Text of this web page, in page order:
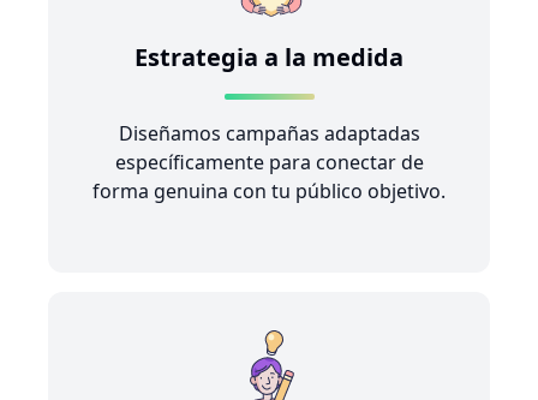
Estrategia a la medida
Diseñamos campañas adaptadas
específicamente para conectar de
forma genuina con tu público objetivo.